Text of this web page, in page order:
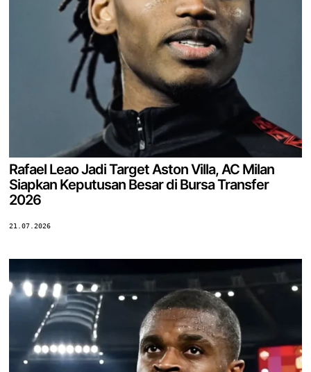
Rafael Leao Jadi Target Aston Villa, AC Milan
Siapkan Keputusan Besar di Bursa Transfer
2026
21.07.2026